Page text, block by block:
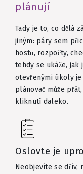
plánují
Tady je to, co dělá
jiným: páry sem
hostů, rozpočty,
tehdy se ukáže, jak
otevřenými úkoly
plánovač může
kliknutí daleko.
Oslovte je
Neobjevíte se dřív,